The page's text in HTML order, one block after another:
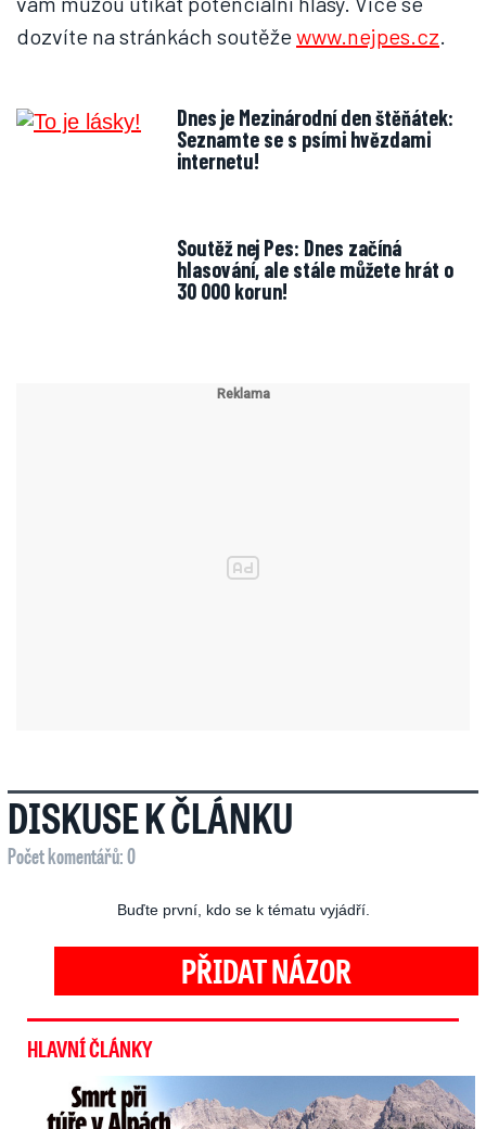
dozvíte na stránkách soutěžewww.nejpes.cz.
Dnes je Mezinárodní den štěňátek:
Seznamte se s psími hvězdami
internetu!
Soutěž nej Pes: Dnes začíná
hlasování, ale stále můžete hrát o
30 000 korun!
DISKUSE K ČLÁNKU
Počet komentářů: 0
Buďte první, kdo se k tématu vyjádří.
PŘIDAT NÁZOR
HLAVNÍ ČLÁNKY
Smrt Češky v Alpách: Zemřela při túře s rodiči